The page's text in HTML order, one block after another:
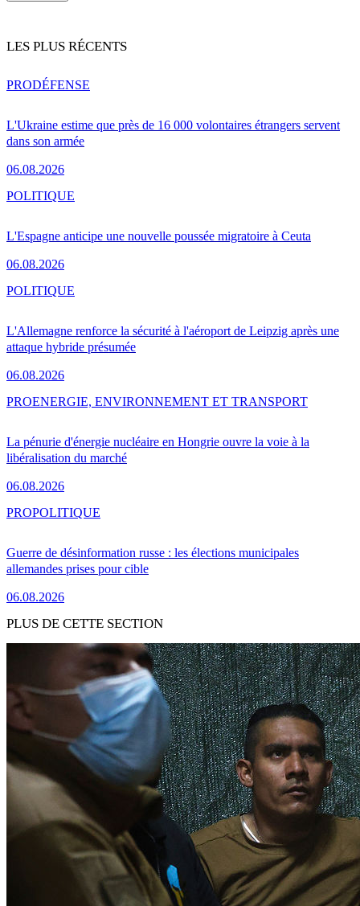
LES PLUS RÉCENTS
L'Ukraine estime que près de 16 000 volontaires étrangers servent
dans son armée
06.08.2026
PRODÉFENSE
L'Espagne anticipe une nouvelle poussée migratoire à Ceuta
06.08.2026
POLITIQUE
L'Allemagne renforce la sécurité à l'aéroport de Leipzig après une
attaque hybride présumée
06.08.2026
POLITIQUE
La pénurie d'énergie nucléaire en Hongrie ouvre la voie à la
libéralisation du marché
06.08.2026
PROENERGIE, ENVIRONNEMENT ET TRANSPORT
Guerre de désinformation russe : les élections municipales
allemandes prises pour cible
06.08.2026
PROPOLITIQUE
PLUS DE CETTE SECTION